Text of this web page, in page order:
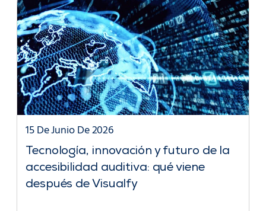
Tecnología, innovación y futuro de la
accesibilidad auditiva: qué viene
después de Visualfy
15 De Junio De 2026